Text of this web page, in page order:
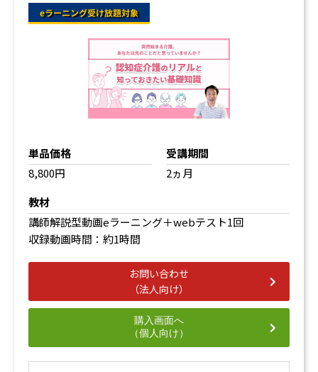
サービス】
いいケアマネジャーはどうやって探す？ 【ケアマネジ
ホームヘルパーができること・できないこと 【ホーム
デイサービス・デイケア・ショートステイの選び方
【居宅サービス】
親の介護は在宅と施設、どちらがいい？ 【施設介護の
考え方】
どの施設を選べばいいのか？ 【施設サービス】
認知症の介護仲間や地域の情報を見つけられる場所
【認知症カフェ】
介護保険だけじゃない！民間見守りサービスのいろい
ろ 【見守りサービス】
もしものときの緊急サービスのいろいろ 【高齢者緊急
通報システム】
離れて暮らすからこそ気をつけるべき親のひとり歩き
3. 離れて暮らす親と気持ちよく過ごすための心得
単品価格
8,800円
受講期間
2ヵ月
教材
講師解説型動画eラーニング＋webテスト1回
収録動画時間：約1時間
お問い合わせ
（法人向け）
購入画面へ
（個人向け）